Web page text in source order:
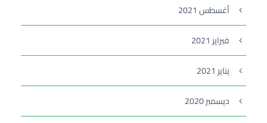
أغسطس 2021
فبراير 2021
يناير 2021
ديسمبر 2020